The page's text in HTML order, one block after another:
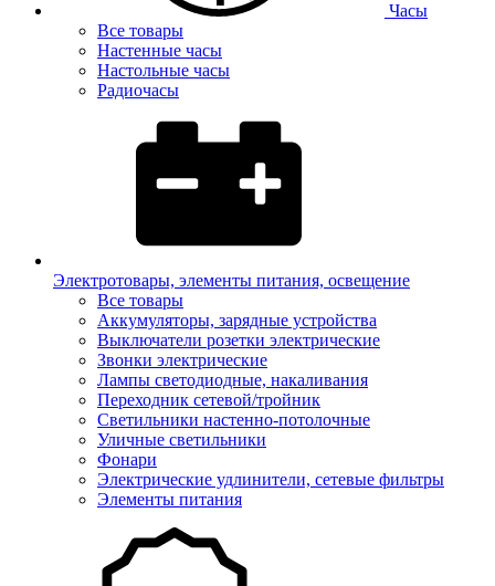
Часы
Все товары
Настенные часы
Настольные часы
Радиочасы
Электротовары, элементы питания, освещение
Все товары
Аккумуляторы, зарядные устройства
Выключатели розетки электрические
Звонки электрические
Лампы светодиодные, накаливания
Переходник сетевой/тройник
Светильники настенно-потолочные
Уличные светильники
Фонари
Электрические удлинители, сетевые фильтры
Элементы питания